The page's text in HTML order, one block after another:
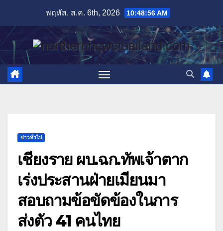
content
พฤหัส. ส.ค. 6th, 2026 10:48:56 AM
ข่าวทั่วไป
เชียงราย ผบ.ฉก.ทัพเจ้าตาก
เร่งประสานฝ่ายเมียนมา
สอบถามข้อขัดข้องในการ
ส่งตัว 41 คนไทย